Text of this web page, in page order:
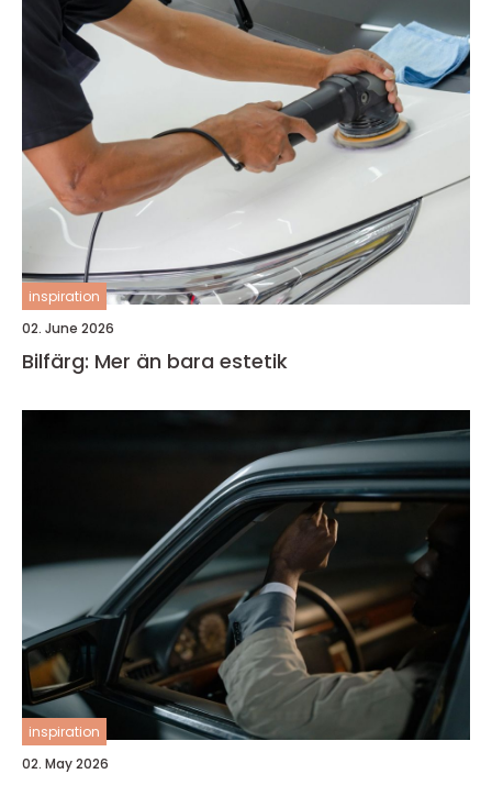
inspiration
02. June 2026
Bilfärg: Mer än bara estetik
inspiration
02. May 2026